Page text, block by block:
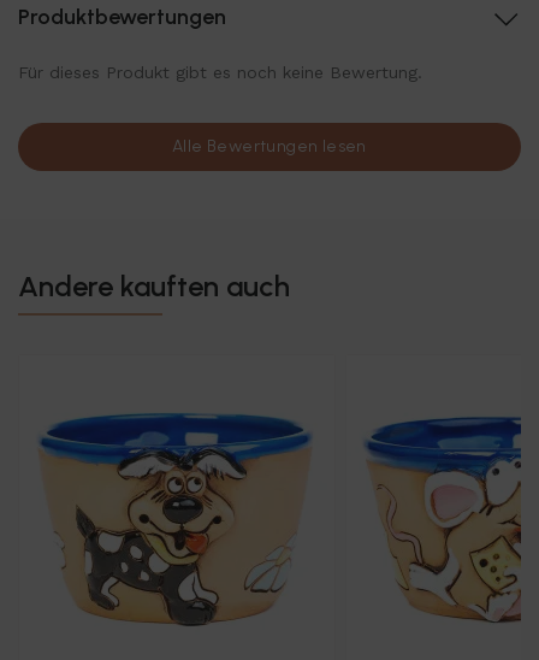
Produktbewertungen
Für dieses Produkt gibt es noch keine Bewertung.
Alle Bewertungen lesen
Andere kauften auch